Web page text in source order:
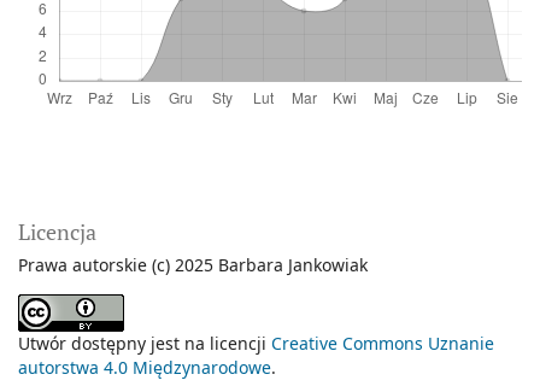
Licencja
Prawa autorskie (c) 2025 Barbara Jankowiak
Utwór dostępny jest na licencji Creative Commons Uznanie
autorstwa 4.0 Międzynarodowe.